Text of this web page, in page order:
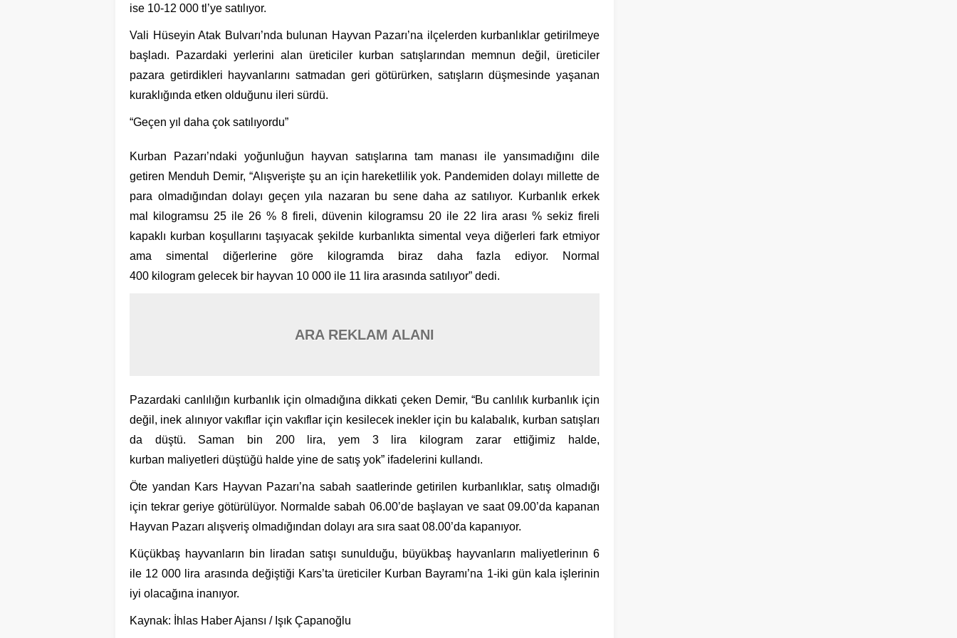
ise 10-12 000 tl’ye satılıyor.
Vali Hüseyin Atak Bulvarı’nda bulunan Hayvan Pazarı’na ilçelerden kurbanlıklar getirilmeye
başladı. Pazardaki yerlerini alan üreticiler kurban satışlarından memnun değil, üreticiler
pazara getirdikleri hayvanlarını satmadan geri götürürken, satışların düşmesinde yaşanan
kuraklığında etken olduğunu ileri sürdü.
“Geçen yıl daha çok satılıyordu”
Kurban Pazarı’ndaki yoğunluğun hayvan satışlarına tam manası ile yansımadığını dile
getiren Menduh Demir, “Alışverişte şu an için hareketlilik yok. Pandemiden dolayı millette de
para olmadığından dolayı geçen yıla nazaran bu sene daha az satılıyor. Kurbanlık erkek
mal kilogramsu 25 ile 26 % 8 fireli, düvenin kilogramsu 20 ile 22 lira arası % sekiz fireli
kapaklı kurban koşullarını taşıyacak şekilde kurbanlıkta simental veya diğerleri fark etmiyor
ama simental diğerlerine göre kilogramda biraz daha fazla ediyor. Normal
400 kilogram gelecek bir hayvan 10 000 ile 11 lira arasında satılıyor” dedi.
ARA REKLAM ALANI
Pazardaki canlılığın kurbanlık için olmadığına dikkati çeken Demir, “Bu canlılık kurbanlık için
değil, inek alınıyor vakıflar için vakıflar için kesilecek inekler için bu kalabalık, kurban satışları
da düştü. Saman bin 200 lira, yem 3 lira kilogram zarar ettiğimiz halde,
kurban maliyetleri düştüğü halde yine de satış yok” ifadelerini kullandı.
Öte yandan Kars Hayvan Pazarı’na sabah saatlerinde getirilen kurbanlıklar, satış olmadığı
için tekrar geriye götürülüyor. Normalde sabah 06.00’de başlayan ve saat 09.00’da kapanan
Hayvan Pazarı alışveriş olmadığından dolayı ara sıra saat 08.00’da kapanıyor.
Küçükbaş hayvanların bin liradan satışı sunulduğu, büyükbaş hayvanların maliyetlerinın 6
ile 12 000 lira arasında değiştiği Kars’ta üreticiler Kurban Bayramı’na 1-iki gün kala işlerinin
iyi olacağına inanıyor.
Kaynak: İhlas Haber Ajansı / Işık Çapanoğlu